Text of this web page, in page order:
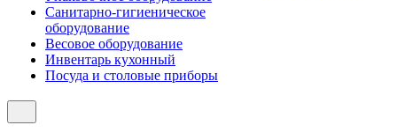
Санитарно-гигиеническое
оборудование
Весовое оборудование
Инвентарь кухонный
Посуда и столовые приборы